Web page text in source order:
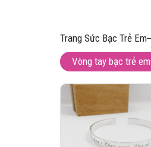
Trang Sức Bạc Trẻ Em
Vòng tay bạc trẻ em